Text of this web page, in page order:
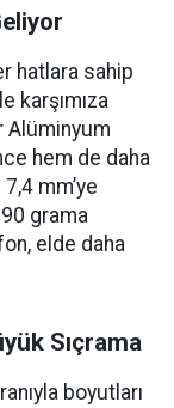
hatlara sahip
karşımıza
Alüminyum
hem de daha
mm’ye
grama
elde daha
Sıçrama
boyutları